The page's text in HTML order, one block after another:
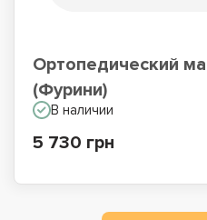
Ортопедический
(Фурини)
В наличии
5 730 грн